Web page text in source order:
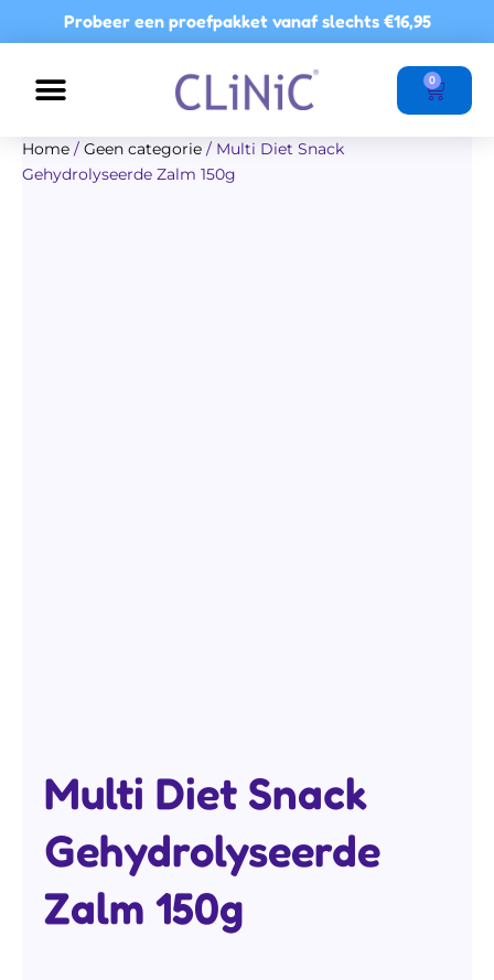
inhoud
Probeer een proefpakket vanaf slechts €16,95
0
Home / Geen categorie / Multi Diet Snack
Gehydrolyseerde Zalm 150g
Multi Diet Snack
Gehydrolyseerde
Zalm 150g